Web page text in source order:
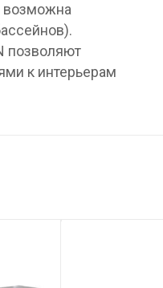
возможна
позволяют
к интерьерам